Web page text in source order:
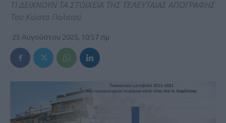
ΤΙ ΔΕΙΧΝΟΥΝ ΤΑ ΣΤΟΙΧΕΙΑ ΤΗΣ ΤΕΛΕΥΤΑΙΑΣ ΑΠΟΓΡΑΦΗΣ
Του Κώστα Παλαιού
25 Αυγούστου 2025, 10:57 πμ